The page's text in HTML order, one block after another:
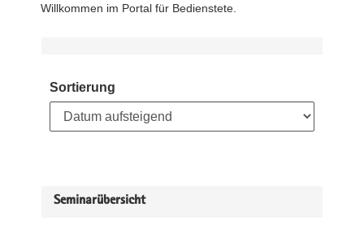
Willkommen im Portal für Bedienstete.
Sortierung
Seminarübersicht